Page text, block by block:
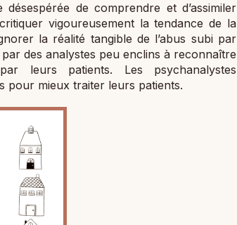
de comprendre et d’assimiler
vigoureusement la tendance de la
la réalité tangible de l’abus subi par
des analystes peu enclins à reconnaître
leurs patients. Les psychanalystes
pour mieux traiter leurs patients.